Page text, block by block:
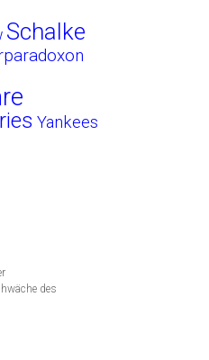
Schalke
Yankees
des